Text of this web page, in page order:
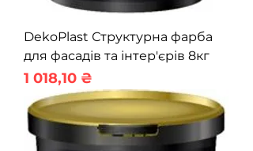
DekoPlast Структурна фарба
для фасадів та інтер'єрів 8кг
Ціна
1 018,10 ₴